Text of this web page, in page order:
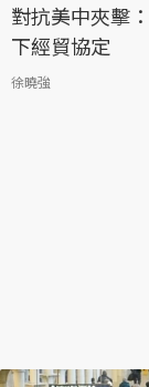
對抗美中夾擊
下經貿協定
徐曉強